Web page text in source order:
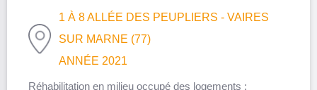
1 À 8 ALLÉE DES PEUPLIERS - VAIRES
SUR MARNE (77)
ANNÉE 2021
Réhabilitation en milieu occupé des logements :